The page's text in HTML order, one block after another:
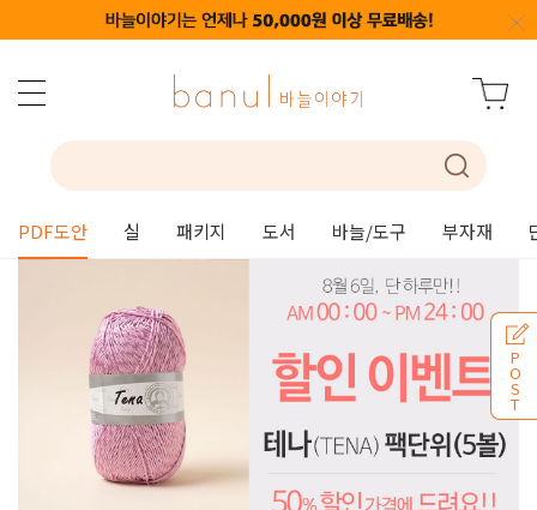
PDF도안 실 패키지 도서 바늘/도구 부자재
P
O
S
T